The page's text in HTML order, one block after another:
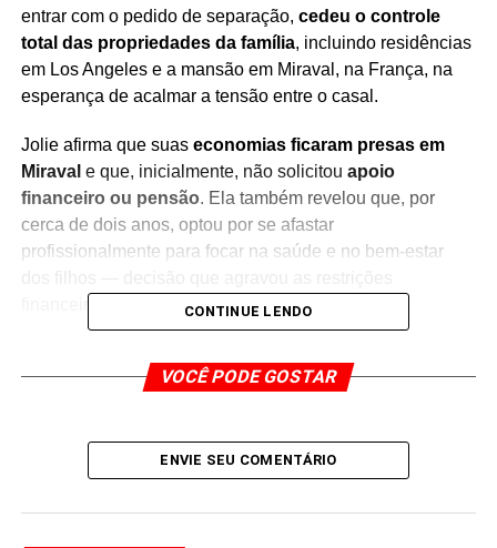
entrar com o pedido de separação, cedeu o controle
total das propriedades da família, incluindo residências
em Los Angeles e a mansão em Miraval, na França, na
esperança de acalmar a tensão entre o casal.
Jolie afirma que suas economias ficaram presas em
Miraval e que, inicialmente, não solicitou apoio
financeiro ou pensão. Ela também revelou que, por
cerca de dois anos, optou por se afastar
profissionalmente para focar na saúde e no bem-estar
financeiras enfrentadas após a separação.
vinícola francesa Château Miraval, realizada sem a
, além do reembolso de honorários legais
CONTINUE LENDO
VOCÊ PODE GOSTAR
ENVIE SEU COMENTÁRIO